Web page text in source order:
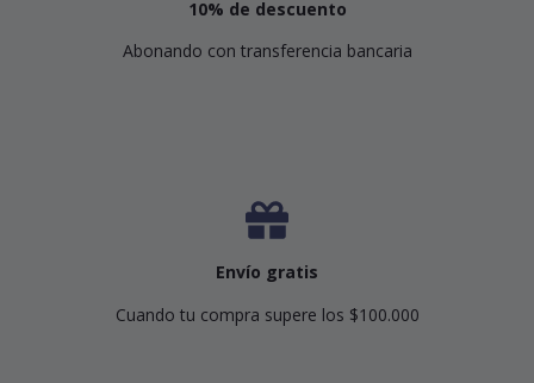
10% de descuento
Abonando con transferencia bancaria
Envío gratis
Cuando tu compra supere los $100.000